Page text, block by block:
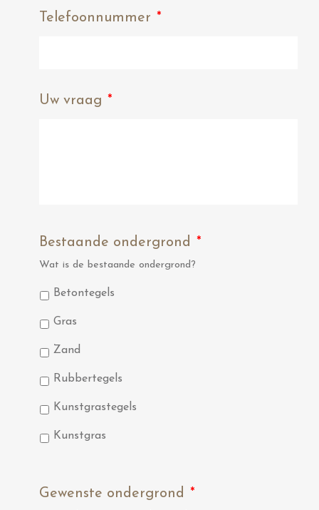
Telefoonnummer *
Uw vraag *
Bestaande ondergrond *
Wat is de bestaande ondergrond?
Betontegels
Gras
Zand
Rubbertegels
Kunstgrastegels
Kunstgras
Gewenste ondergrond *